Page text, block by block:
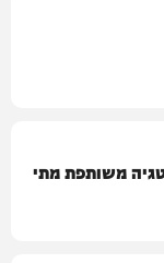
משותפת מתי